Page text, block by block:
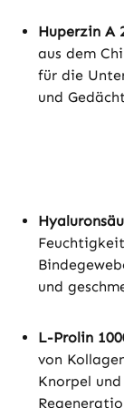
Huperzin A
aus dem
für die
und
und
L-Prolin
von
Knorpel